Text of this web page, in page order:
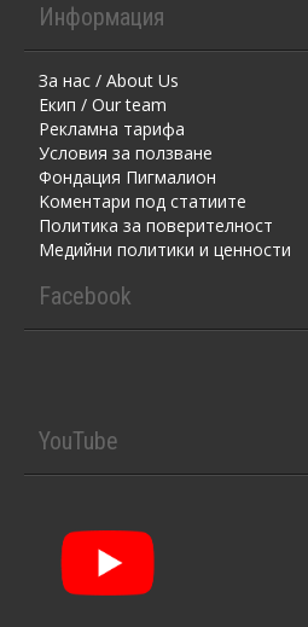
Информация
За нас / About Us
Екип / Our team
Рекламна тарифа
Условия за ползване
Фондация Пигмалион
Kоментaри под статиите
Политика за поверителност
Медийни политики и ценности
Facebook
YouTube